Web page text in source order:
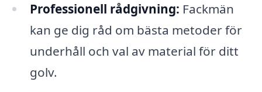
Professionell rådgivning: Fackmän
kan ge dig råd om bästa metoder för
underhåll och val av material för ditt
golv.